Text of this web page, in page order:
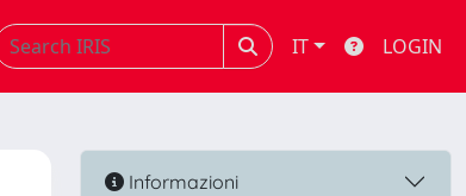
IT LOGIN
Informazioni